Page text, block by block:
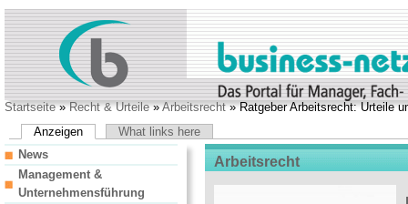
Startseite»Recht & Urteile»Arbeitsrecht» Ratgeber Arbeitsrecht: Urteile
Anzeigen
What links here
Arbeitsrecht
News
Management &
Unternehmensführung